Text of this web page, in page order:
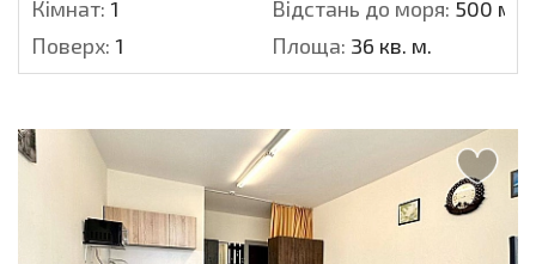
Кімнат: 1 Відстань до моря: 500 м.
Поверх: 1 Площа: 36 кв. м.